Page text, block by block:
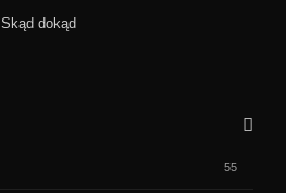
Skąd dokąd
55